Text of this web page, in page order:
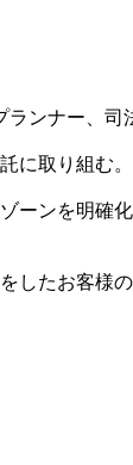
ンナー、司
取り組む
ーンを明
したお客様の